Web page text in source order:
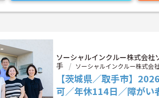
ソーシャルインクルー株式会
手
ソーシャルインクルー株式会
【茨城県／取手市】
可／年休114日／障がい